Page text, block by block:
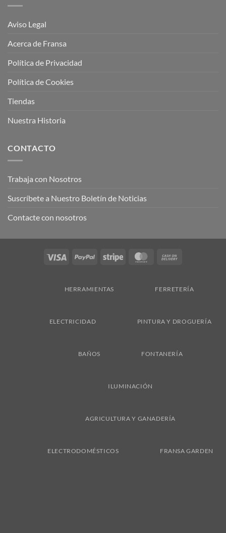
Aviso Legal
Acerca de Fransa
Política de Privacidad
Política de Cookies
Tiendas
Nuestra Historia
CONTACTO
Trabaja con Nosotros
Suscríbete a Nuestro Boletín de Noticias
Contacte con nosotros
Visa PayPal Stripe MasterCard
HERRAMIENTAS FERRETERÍA
ELECTRICIDAD PINTURA Y DROGUERÍA
BAÑOS FONTANERÍA
ILUMINACIÓN
AGRICULTURA Y GANADERÍA
ELECTRODOMÉSTICOS FRANSA GARDEN